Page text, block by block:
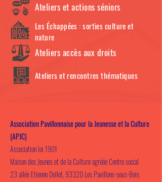
Ateliers et actions séniors
Les Échappées : sorties culture et
nature
Ateliers accès aux droits
Ateliers et rencontres thématiques
Association Pavillonnaise pour la Jeunesse et la Culture
(APJC)
Association loi 1901
Maison des Jeunes et de la Culture agréée Centre social
23 allée Etienne Dollet, 93320 Les Pavillons-sous-Bois